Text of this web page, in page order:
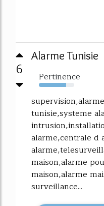
6
Alarme Tunisie
Pertinence
77%
tunisie,systeme
alarme,centrale d
maison,alarme
maison,alarme
surveillance...